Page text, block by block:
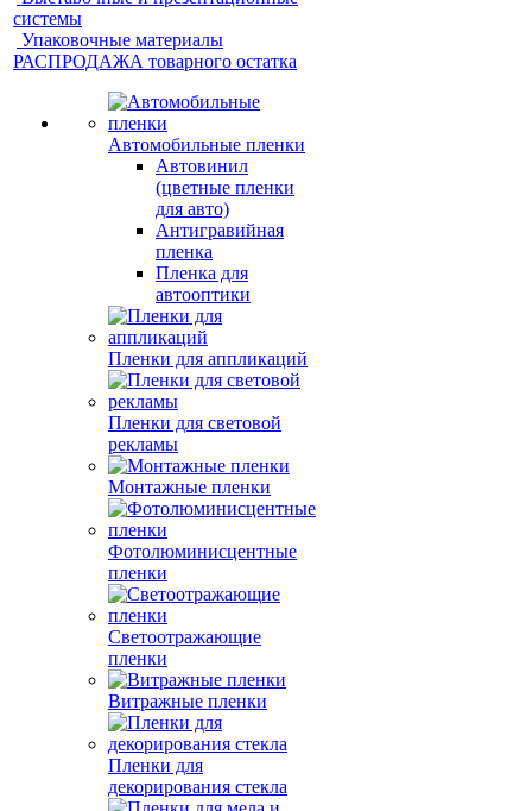
системы
Упаковочные материалы
РАСПРОДАЖА товарного остатка
Автомобильные пленки
Автовинил
(цветные пленки
для авто)
Антигравийная
пленка
Пленка для
автооптики
Пленки для аппликаций
Пленки для световой
рекламы
Монтажные пленки
Фотолюминисцентные
пленки
Светоотражающие
пленки
Витражные пленки
Пленки для
декорирования стекла